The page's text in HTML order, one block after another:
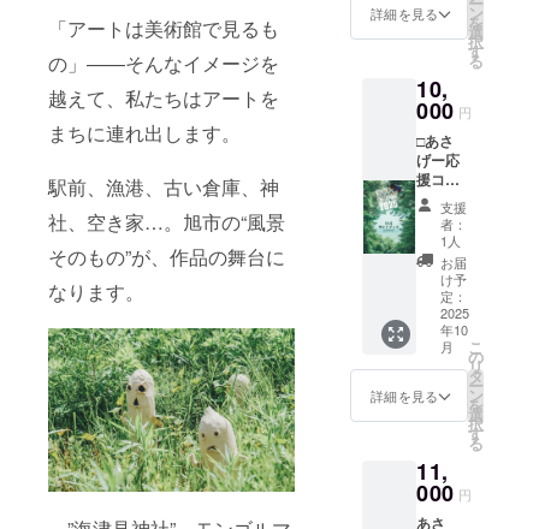
「アートは美術館で見るも
の」――そんなイメージを
越えて、私たちはアートを
まちに連れ出します。
駅前、漁港、古い倉庫、神
社、空き家…。旭市の“風景
そのもの”が、作品の舞台に
なります。
ブック
は販売
価格500
り、運
営の応
援をお
願いし
ていま
す） ス
テッ
カーサ
イズ
60mm×
60mm
掲示
するス
テッ
カーは
例で、
実際に
じでは
ありま
詳細を見る ン
を
選
択
す
る
10,
000 円
□あさ
げー応
援コー
ス□ ガ
イド
ブック
内の風
景写真
をA4プ
リント
して提
供致し
ます＋
ガイド
ブック2
メール
（ガイ
ドブッ
支援
者：
1人
お届
け予
定：
2025
年10
月
詳細を見る
こ
の
リ
タ
ー
ン
を
選
択
す
る
11,
000 円
あさ